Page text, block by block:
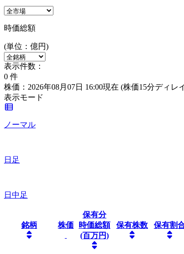
時価総額
(単位：億円)
表示件数：
0 件
株価：2026年08月07日 16:00現在 (株価15分ディレ
表示モード
ノーマル
日足
日中足
銘柄 株価
保有分
時価総額
(百万円)
保有株数 保有割